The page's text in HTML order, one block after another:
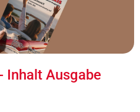
Inhalt Ausgabe